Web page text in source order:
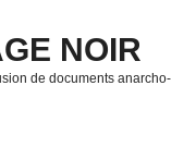
NOIR
de documents anarcho-